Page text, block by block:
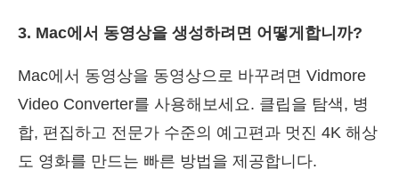
3. Mac에서 동영상을 생성하려면 어떻게합니까?
Mac에서 동영상을 동영상으로 바꾸려면 Vidmore
Video Converter를 사용해보세요. 클립을 탐색, 병
합, 편집하고 전문가 수준의 예고편과 멋진 4K 해상
도 영화를 만드는 빠른 방법을 제공합니다.